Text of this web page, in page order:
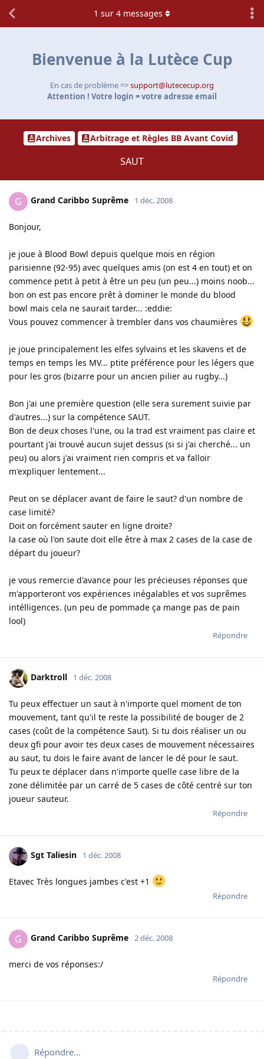
Bienvenue à la Lutèce Cup
En cas de problème =>support@lutececup.org
Attention ! Votre login = votre adresse email
Archives Arbitrage et Règles BB Avant Covid
SAUT
1 sur 4 messages
G Grand Caribbo Suprême 1 déc. 2008
Bonjour,
je joue à Blood Bowl depuis quelque mois en région
parisienne (92-95) avec quelques amis (on est 4 en tout) et on
commence petit à petit à être un peu (un peu...) moins noob...
bon on est pas encore prêt à dominer le monde du blood
bowl mais cela ne saurait tarder... :eddie:
Vous pouvez commencer à trembler dans vos chaumières
je joue principalement les elfes sylvains et les skavens et de
temps en temps les MV... ptite préférence pour les légers que
pour les gros (bizarre pour un ancien pilier au rugby...)
Bon j'ai une première question (elle sera surement suivie par
d'autres...) sur la compétence SAUT.
Bon de deux choses l'une, ou la trad est vraiment pas claire et
pourtant j'ai trouvé aucun sujet dessus (si si j'ai cherché... un
peu) ou alors j'ai vraiment rien compris et va falloir
m'expliquer lentement...
Peut on se déplacer avant de faire le saut? d'un nombre de
case limité?
Doit on forcément sauter en ligne droite?
la case où l'on saute doit elle être à max 2 cases de la case de
départ du joueur?
je vous remercie d'avance pour les précieuses réponses que
m'apporteront vos expériences inégalables et vos suprêmes
intélligences. (un peu de pommade ça mange pas de pain
lool)
Répondre
Darktroll 1 déc. 2008
Tu peux effectuer un saut à n'importe quel moment de ton
mouvement, tant qu'il te reste la possibilité de bouger de 2
cases (coût de la compétence Saut). Si tu dois réaliser un ou
deux gfi pour avoir tes deux cases de mouvement nécessaires
au saut, tu dois le faire avant de lancer le dé pour le saut.
Tu peux te déplacer dans n'importe quelle case libre de la
zone délimitée par un carré de 5 cases de côté centré sur ton
joueur sauteur.
Répondre
Sgt Taliesin 1 déc. 2008
Etavec Très longues jambes c'est +1
Répondre
G Grand Caribbo Suprême 2 déc. 2008
merci de vos réponses:/
Répondre
Répondre…